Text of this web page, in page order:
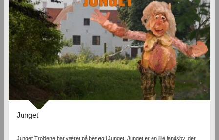
Junget
Junget Troldene har været på besøg i Junget. Junget er en lille landsby, der